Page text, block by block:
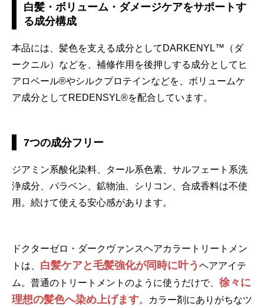
白髪・ボリューム・ダメージケアをサポートす
る成分構成
本品には、髪色を支える成分としてDARKENYL™（ダ
ークニル）などを、補修作用を後押しする成分としてヒ
アロベール®やシルクプロテインなどを、ボリュームケ
ア成分としてREDENSYL®を配合しています。
7つの成分フリー
ジアミン系酸化染料、タール系色素、サルフェート系洗
浄成分、パラベン、鉱物油、シリコン、合成香料は不使
用。続けて使える安心感があります。
ドクターゼロ・ダークヴァンスヘアカラートリートメン
トは、 白髪ケアと毛髪強化が同時に叶う ヘアアイテ
ム。普通のトリートメントのように使うだけで、 徐々に
理想の髪色へ染め上げます。カラー剤にありがちなツ